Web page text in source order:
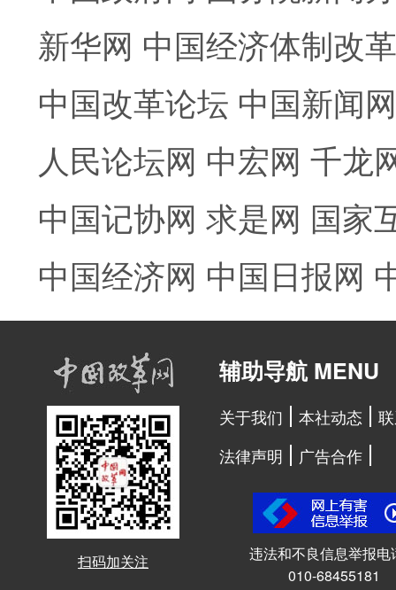
新华网 中国经济体制改
中国改革论坛 中国新闻网
人民论坛网 中宏网 千龙
中国记协网 求是网 国家
中国经济网 中国日报网
扫码加关注
辅助导航 MENU
关于我们 本社动态
法律声明
广告合作
违法和不良信息举报电
010-68455181